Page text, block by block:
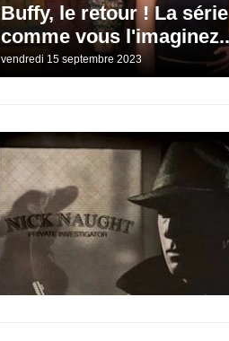
Buffy, le retour ! La
comme vous
vendredi 15 septembre 2023